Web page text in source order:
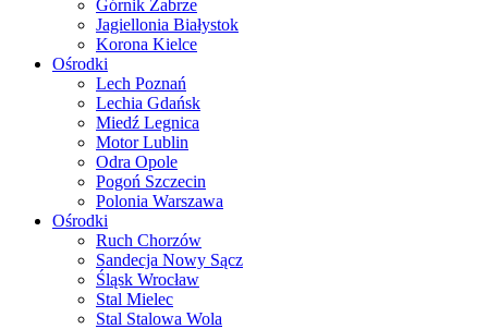
Górnik Zabrze
Jagiellonia Białystok
Korona Kielce
Ośrodki
Lech Poznań
Lechia Gdańsk
Miedź Legnica
Motor Lublin
Odra Opole
Pogoń Szczecin
Polonia Warszawa
Ośrodki
Ruch Chorzów
Sandecja Nowy Sącz
Śląsk Wrocław
Stal Mielec
Stal Stalowa Wola